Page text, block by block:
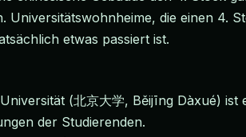
Universitätswohnheime, die einen
etwas passiert ist.
(北京大学, Běijīng Dàxué)
der Studierenden.